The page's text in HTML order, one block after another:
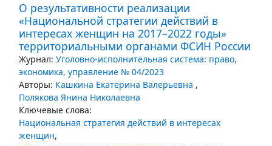
О результативности реализации
«Национальной стратегии действий в
интересах женщин на 2017–2022 годы»
территориальными органами ФСИН России
Журнал: Уголовно-исполнительная система: право,
экономика, управление № 04/2023
Авторы: Кашкина Екатерина Валерьевна ,
Полякова Янина Николаевна
Ключевые слова:
Национальная стратегия действий в интересах
женщин,